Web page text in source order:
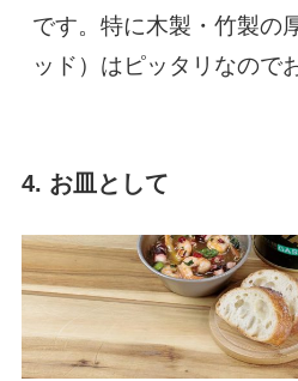
です。特に木製・竹製の
ッド）はピッタリなので
4. お皿として